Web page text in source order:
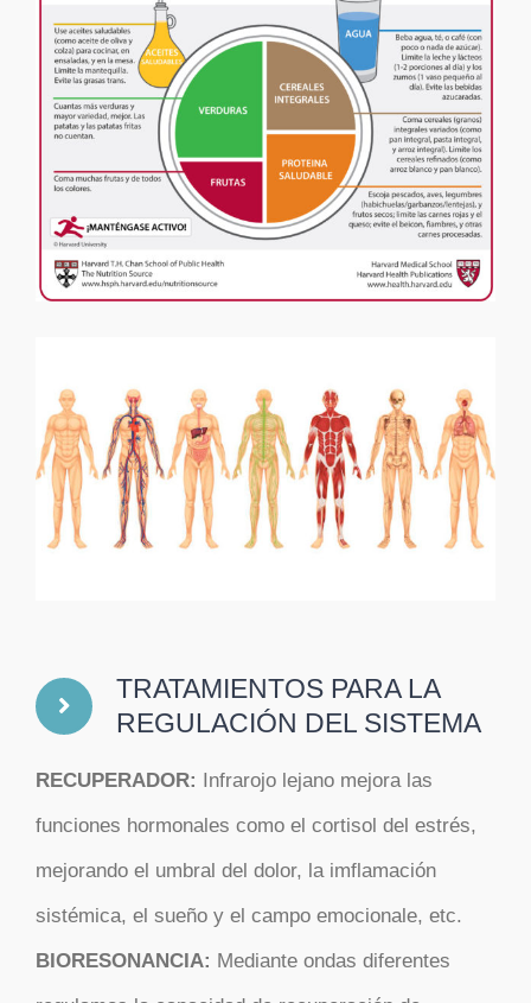
TRATAMIENTOS PARA LA
REGULACIÓN DEL SISTEMA
RECUPERADOR: Infrarojo lejano mejora las
funciones hormonales como el cortisol del estrés,
mejorando el umbral del dolor, la imflamación
sistémica, el sueño y el campo emocionale, etc.
BIORESONANCIA: Mediante ondas diferentes